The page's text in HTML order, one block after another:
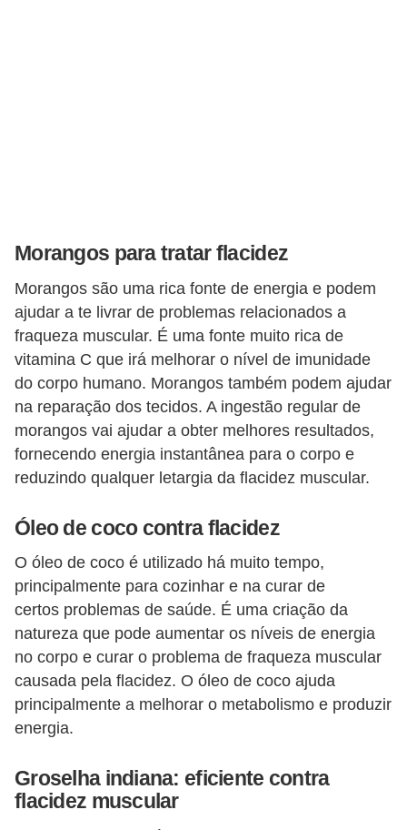
Morangos para tratar flacidez
Morangos são uma rica fonte de energia e podem
ajudar a te livrar de problemas relacionados a
fraqueza muscular. É uma fonte muito rica de
vitamina C que irá melhorar o nível de imunidade
do corpo humano. Morangos também podem ajudar
na reparação dos tecidos. A ingestão regular de
morangos vai ajudar a obter melhores resultados,
fornecendo energia instantânea para o corpo e
reduzindo qualquer letargia da flacidez muscular.
Óleo de coco contra flacidez
O óleo de coco é utilizado há muito tempo,
principalmente para cozinhar e na curar de
certos problemas de saúde. É uma criação da
natureza que pode aumentar os níveis de energia
no corpo e curar o problema de fraqueza muscular
causada pela flacidez. O óleo de coco ajuda
principalmente a melhorar o metabolismo e produzir
energia.
Groselha indiana: eficiente contra
flacidez muscular